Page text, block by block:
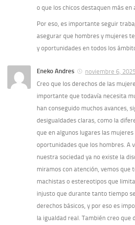
o que los chicos destaquen más en
Por eso, es importante seguir
asegurar que hombres y mujeres
y oportunidades en todos los
Eneko Andres
noviembre 6,
Creo que los derechos de las
importante que todavía necesita
han conseguido muchos avances,
desigualdades claras, como la
que en algunos lugares las
oportunidades que los hombres. A
nuestra sociedad ya no existe la
miramos con atención, vemos que
machistas o estereotipos que
injusto que durante tanto tiempo
derechos básicos, y por eso es
la igualdad real. También creo que